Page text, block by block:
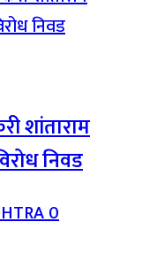
शांताराम
निवड
0